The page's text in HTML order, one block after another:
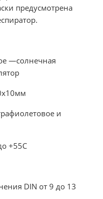
предусмотрена
—солнечная
и
+55С
DIN от 9 до 13